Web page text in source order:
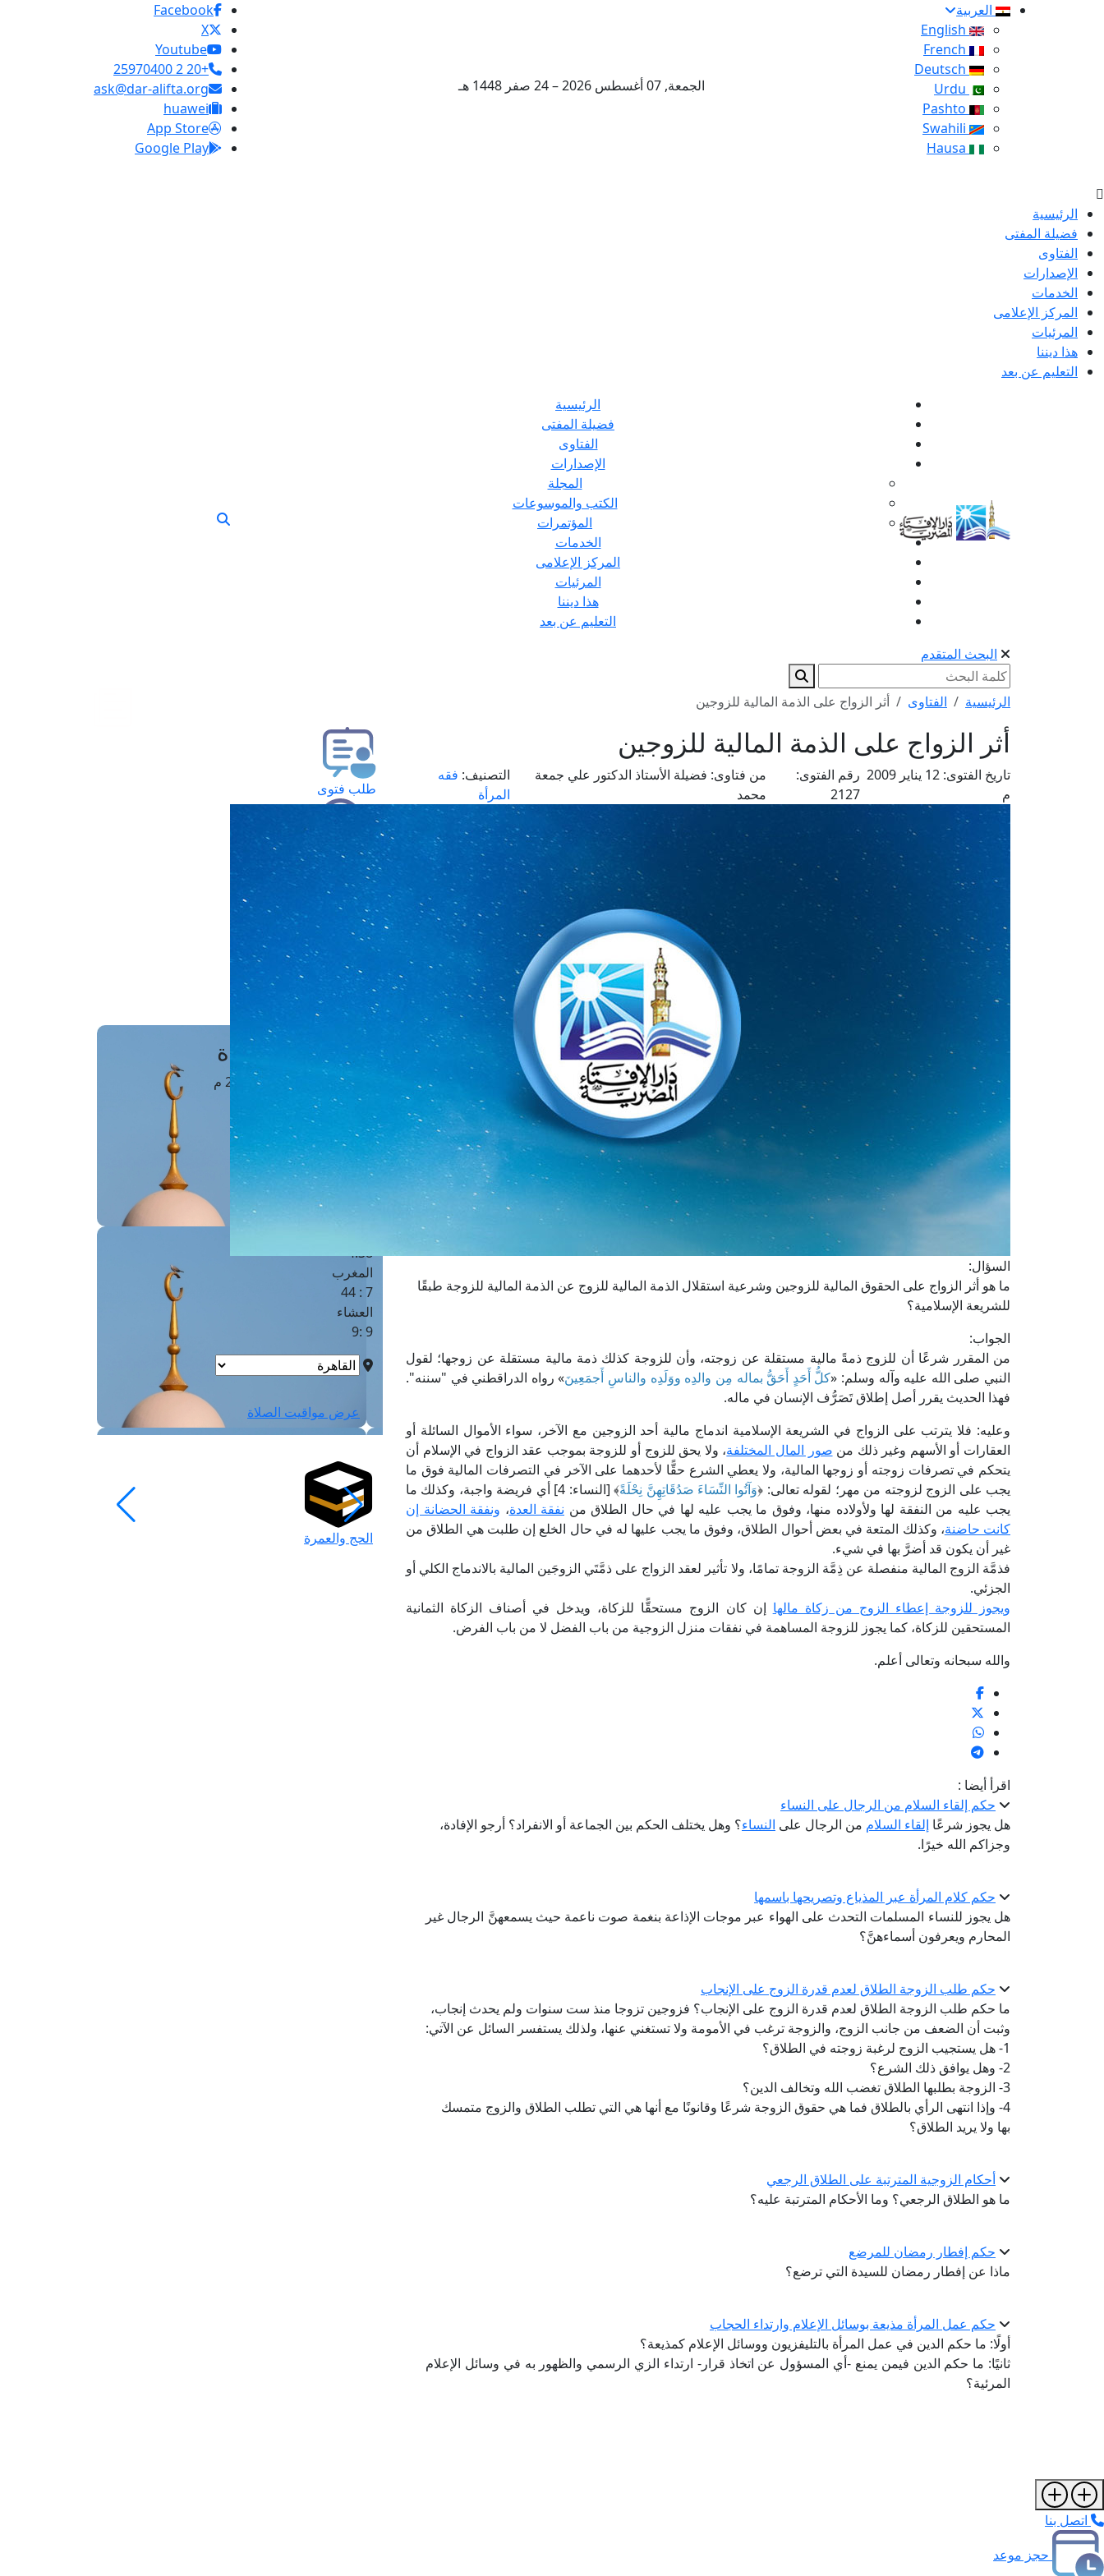
العربية
الجمعة, 07 أغسطس 2026 – 24 صفر 1448 هـ
Facebook
X
Youtube
+20 2 25970400
ask@dar-alifta.org
huawei
App Store
Google Play
الرئيسية
فضيلة المفتى
الفتاوى
الإصدارات
الخدمات
المركز الإعلامى
المرئيات
هذا ديننا
التعليم عن بعد
الرئيسية
فضيلة المفتى
الفتاوى
الإصدارات
المجلة
الكتب والموسوعات
المؤتمرات
الخدمات
المركز الإعلامى
المرئيات
هذا ديننا
التعليم عن بعد
البحث المتقدم
الرئيسية الفتاوى أثر الزواج على الذمة المالية للزوجين
أثر الزواج على الذمة المالية للزوجين
تاريخ الفتوى:
12 يناير 2009
م
رقم الفتوى:
2127
من فتاوى: فضيلة الأستاذ الدكتور علي جمعة
محمد
التصنيف: فقه
المرأة
السؤال:
ما هو أثر الزواج على الحقوق المالية للزوجين وشرعية استقلال الذمة المالية للزوج عن الذمة المالية للزوجة طبقًا
للشريعة الإسلامية؟
الجواب:
من المقرر شرعًا أن للزوج ذمةً مالية مستقلة عن زوجته، وأن للزوجة كذلك ذمة مالية مستقلة عن زوجها؛ لقول
النبي صلى الله عليه وآله وسلم: «كلُّ أَحَدٍ أَحَقُّ بماله مِن والدِه ووَلَدِه والناسِ أَجمَعِينَ» رواه الدراقطني في "سننه".
فهذا الحديث يقرر أصل إطلاق تَصَرُّف الإنسان في ماله.
وعليه: فلا يترتب على الزواج في الشريعة الإسلامية اندماج مالية أحد الزوجين مع الآخر، سواء الأموال السائلة أو
العقارات أو الأسهم وغير ذلك من صور المال المختلفة، ولا يحق للزوج أو للزوجة بموجب عقد الزواج في الإسلام أن
يتحكم في تصرفات زوجته أو زوجها المالية، ولا يعطي الشرع حقًّا لأحدهما على الآخر في التصرفات المالية فوق ما
يجب على الزوج لزوجته من مهر؛ لقوله تعالى: ﴿وَآتُوا النِّسَاءَ صَدُقَاتِهِنَّ نِحْلَةً
﴾ [النساء: 4] أي فريضة واجبة، وكذلك ما
يجب عليه من النفقة لها ولأولاده منها، وفوق ما يجب عليه لها في حال الطلاق من نفقة العدة، ونفقة الحضانة إن
كانت حاضنة، وكذلك المتعة في بعض أحوال الطلاق، وفوق ما يجب عليها له في حال الخلع إن طلبت هي الطلاق من
غير أن يكون قد أضرَّ بها في شيء.
فذمَّة الزوج المالية منفصلة عن ذِمَّة الزوجة تمامًا، ولا تأثير لعقد الزواج على ذمَّتَي الزوجَين المالية بالاندماج الكلي أو
الجزئي.
ويجوز للزوجة إعطاء الزوج من زكاة مالها إن كان الزوج مستحقًّا للزكاة، ويدخل في أصناف الزكاة الثمانية
المستحقين للزكاة، كما يجوز للزوجة المساهمة في نفقات منزل الزوجية من باب الفضل لا من باب الفرض.
والله سبحانه وتعالى أعلم.
اقرأ أيضا :
حكم إلقاء السلام من الرجال على النساء
هل يجوز شرعًا إلقاء السلام من الرجال على النساء؟ وهل يختلف الحكم بين الجماعة أو الانفراد؟ أرجو الإفادة،
وجزاكم الله خيرًا.
حكم كلام المرأة عبر المذياع وتصريحها باسمها
هل يجوز للنساء المسلمات التحدث على الهواء عبر موجات الإذاعة بنغمة صوت ناعمة حيث يسمعهنَّ الرجال غير
المحارم ويعرفون أسماءهنَّ؟
حكم طلب الزوجة الطلاق لعدم قدرة الزوج على الإنجاب
ما حكم طلب الزوجة الطلاق لعدم قدرة الزوج على الإنجاب؟ فزوجين تزوجا منذ ست سنوات ولم يحدث إنجاب،
وثبت أن الضعف من جانب الزوج، والزوجة ترغب في الأمومة ولا تستغني عنها، ولذلك يستفسر السائل عن الآتي:
1- هل يستجيب الزوج لرغبة زوجته في الطلاق؟
2- وهل يوافق ذلك الشرع؟
3- الزوجة بطلبها الطلاق تغضب الله وتخالف الدين؟
4- وإذا انتهى الرأي بالطلاق فما هي حقوق الزوجة شرعًا وقانونًا مع أنها هي التي تطلب الطلاق والزوج متمسك
بها ولا يريد الطلاق؟
أحكام الزوجية المترتبة على الطلاق الرجعي
ما هو الطلاق الرجعي؟ وما الأحكام المترتبة عليه؟
حكم إفطار رمضان للمرضع
ماذا عن إفطار رمضان للسيدة التي ترضع؟
حكم عمل المرأة مذيعة بوسائل الإعلام وارتداء الحجاب
أولًا: ما حكم الدين في عمل المرأة بالتليفزيون ووسائل الإعلام كمذيعة؟
ثانيًا: ما حكم الدين فيمن يمنع -أي المسؤول عن اتخاذ قرار- ارتداء الزي الرسمي والظهور به في وسائل الإعلام
المرئية؟
طلب فتوى
استعلام عن فتوى
حجز موعد
الفتوى الهاتفية
مَواقِيتُ الصَّـــلاة
القاهرة · 07 أغسطس 2026 م
4 :41
الشروق
6 :17
4:38
المغرب
7 : 44
العشاء
9 :9
عرض مواقيت الصلاة
الحج والعمرة
اتصل بنا
حجز موعد